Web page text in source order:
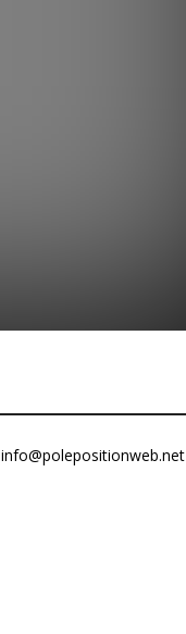
info@polepositionweb.net